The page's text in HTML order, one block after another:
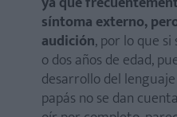
síntoma externo,
audición, por lo que
o dos años de edad,
desarrollo del
papás no se dan